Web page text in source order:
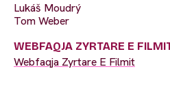
Lukáš Moudrý
Tom Weber
WEBFAQJA ZYRTARE E
Webfaqja Zyrtare E Filmit